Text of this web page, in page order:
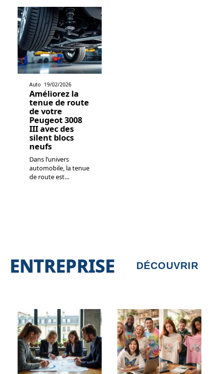
Auto 19/02/2026
Améliorez la
tenue de route
de votre
Peugeot 3008
III avec des
silent blocs
neufs
Dans l’univers
automobile, la tenue
de route est…
ENTREPRISE DÉCOUVRIR